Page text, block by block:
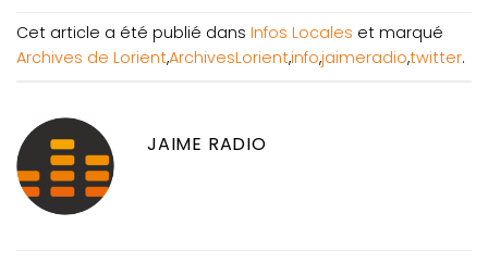
Cet article a été publié dans Infos Locales et marqué
Archives de Lorient,ArchivesLorient,info,jaimeradio,twitter.
JAIME RADIO